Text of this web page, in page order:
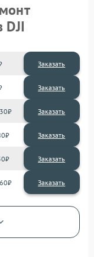
DJI
Заказать
Заказать